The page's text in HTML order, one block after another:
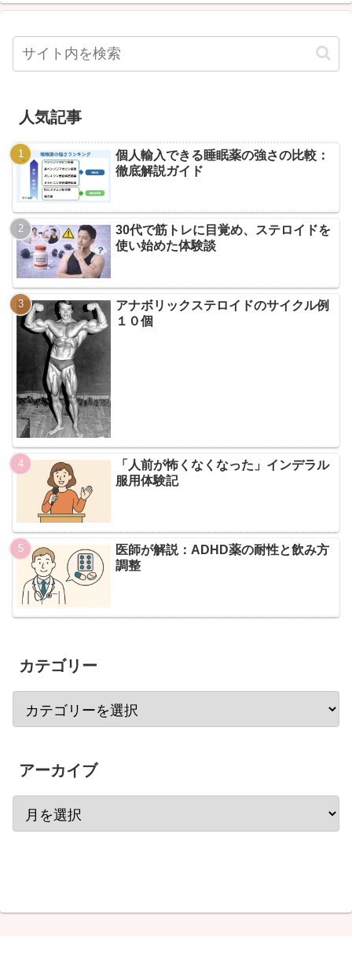
人気記事
個人輸入できる睡眠薬の強さの比較：
徹底解説ガイド
30代で筋トレに目覚め、ステロイドを
使い始めた体験談
アナボリックステロイドのサイクル例
１０個
「人前が怖くなくなった」インデラル
服用体験記
医師が解説：ADHD薬の耐性と飲み方
調整
カテゴリー
アーカイブ